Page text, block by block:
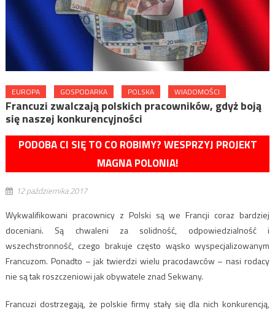
EUROPA GOSPODARKA POLSKA WIADOMOŚCI
Francuzi zwalczają polskich pracowników, gdyż boją
się naszej konkurencyjności
PODOBA CI SIĘ TO CO ROBIMY? WESPRZYJ PROJEKT
MAGNA POLONIA!
12 października 2017
Wykwalifikowani pracownicy z Polski są we Francji coraz bardziej
doceniani. Są chwaleni za solidność, odpowiedzialność i
wszechstronność, czego brakuje często wąsko wyspecjalizowanym
Francuzom. Ponadto – jak twierdzi wielu pracodawców – nasi rodacy
nie są tak roszczeniowi jak obywatele znad Sekwany.
Francuzi dostrzegają, że polskie firmy stały się dla nich konkurencją,